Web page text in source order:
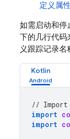
定义属
如需启动和停
下的几行代码
义跟踪记录名
Kotlin
// Import
import
import